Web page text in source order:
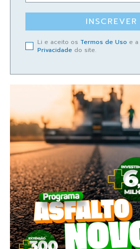
INSCREVER
Li e aceito os Termos de Uso e a
Privacidade do site.